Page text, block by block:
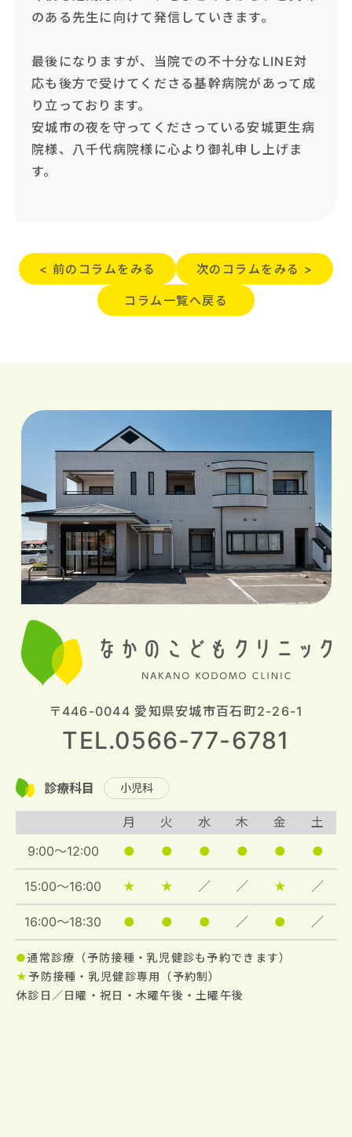
のある先生に向けて発信していきます。
最後になりますが、当院での不十分なLINE対
応も後方で受けてくださる基幹病院があって成
り立っております。
安城市の夜を守ってくださっている安城更生病
院様、八千代病院様に心より御礼申し上げま
す。
< 前のコラムをみる 次のコラムをみる >
コラム一覧へ戻る
〒446-0044 愛知県安城市百石町2-26-1
TEL.0566-77-6781
診療科目 小児科
月 火 水 木 金
土
9:00～12:00
● ● ● ● ● ●
15:00～16:00 ★ ★ ／ ／ ★ ／
16:00～18:30 ● ● ● ／ ● ／
●通常診療（予防接種・乳児健診も予約できます）
★ 予防接種・乳児健診専用（予約制）
休診日／日曜・祝日・木曜午後・土曜午後